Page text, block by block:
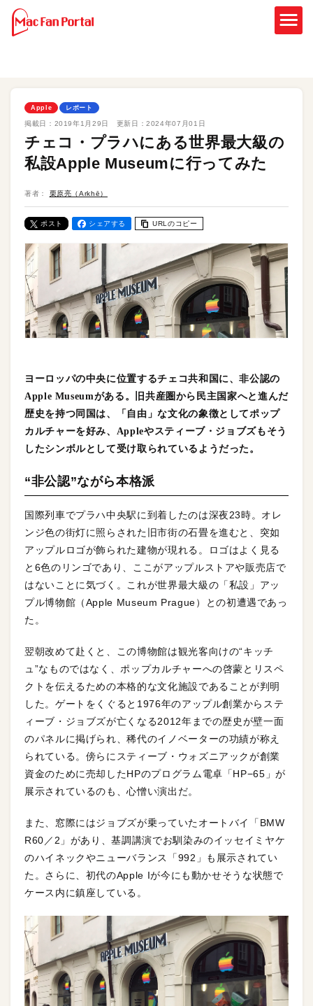
Apple レポート
掲載日： 2019年1月29日 更新日：2024年07月01日
チェコ・プラハにある世界最大級の
私設Apple Museumに行ってみた
著者： 栗原亮（Arkhē）
ポスト シェアする URLのコピー
ヨーロッパの中央に位置するチェコ共和国に、非公認の
Apple Museumがある。旧共産圏から民主国家へと進んだ
歴史を持つ同国は、「自由」な文化の象徴としてポップ
カルチャーを好み、Appleやスティーブ・ジョブズもそう
したシンボルとして受け取られているようだった。
“非公認”ながら本格派
国際列車でプラハ中央駅に到着したのは深夜23時。オレ
ンジ色の街灯に照らされた旧市街の石畳を進むと、突如
アップルロゴが飾られた建物が現れる。ロゴはよく見る
と6色のリンゴであり、ここがアップルストアや販売店で
はないことに気づく。これが世界最大級の「私設」アッ
プル博物館（Apple Museum Prague）との初遭遇であっ
た。
翌朝改めて赴くと、この博物館は観光客向けの“キッチ
ュ”なものではなく、ポップカルチャーへの啓蒙とリスペ
クトを伝えるための本格的な文化施設であることが判明
した。ゲートをくぐると1976年のアップル創業からステ
ィーブ・ジョブズが亡くなる2012年までの歴史が壁一面
のパネルに掲げられ、稀代のイノベーターの功績が称え
られている。傍らにスティーブ・ウォズニアックが創業
資金のために売却したHPのプログラム電卓「HP−65」が
展示されているのも、心憎い演出だ。
また、窓際にはジョブズが乗っていたオートバイ「BMW
R60／2」があり、基調講演でお馴染みのイッセイミヤケ
のハイネックやニューバランス「992」も展示されてい
た。さらに、初代のApple Iが今にも動かせそうな状態で
ケース内に鎮座している。